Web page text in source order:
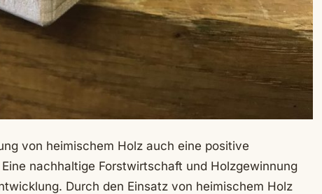
von heimischem Holz auch eine positive
nachhaltige Forstwirtschaft und Holzgewinnung
Durch den Einsatz von heimischem Holz